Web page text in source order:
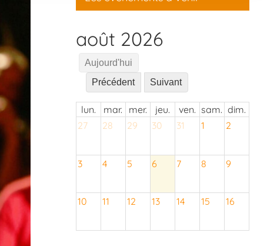
août 2026
Aujourd'hui
Précédent
Suivant
lun. mar. mer. jeu. ven. sam. dim.
27
28 29 30 31 1 2
3 4 5 6 7 8 9
10 11 12 13 14 15 16